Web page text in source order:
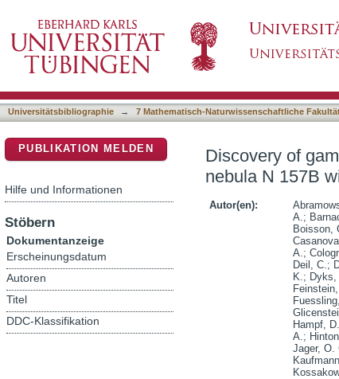
Discovery of gamma-ray emission from
Universitätsbibliographie → 7 Mathematisch-Naturwissenschaftliche
Discovery of
nebula N 157B
Autor(en):
A.;
Boisson,
A.;
Deil, C.;
K.; Dyks,
Hampf, D.
A.;
Jager, O.
PUBLIKATION MELDEN
Hilfe und Informationen
Stöbern
Dokumentanzeige
Erscheinungsdatum
Autoren
Titel
DDC-Klassifikation